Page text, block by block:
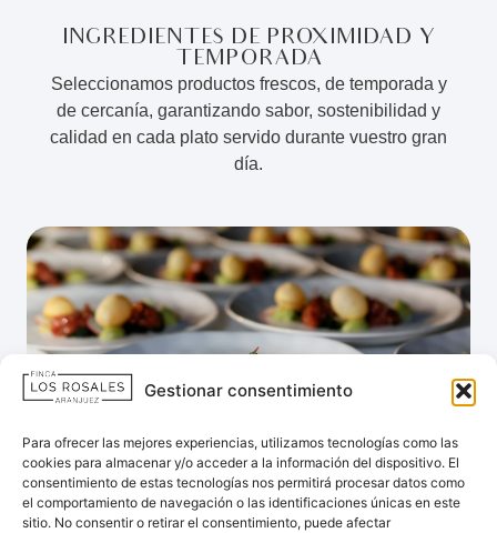
Gestionar consentimiento
Para ofrecer las mejores experiencias, utilizamos tecnologías como las
cookies para almacenar y/o acceder a la información del dispositivo. El
consentimiento de estas tecnologías nos permitirá procesar datos como
el comportamiento de navegación o las identificaciones únicas en este
sitio. No consentir o retirar el consentimiento, puede afectar
INGREDIENTES DE PROXIMIDAD Y
TEMPORADA
Seleccionamos productos frescos, de temporada y
de cercanía, garantizando sabor, sostenibilidad y
calidad en cada plato servido durante vuestro gran
día.